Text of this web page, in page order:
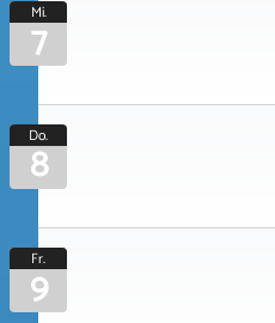
Mi.
7
Do.
8
Fr.
9